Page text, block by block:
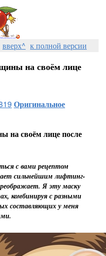
вверх^ к полной версии
на своём лице
Оригинальное
на своём лице после
с вами рецептом
сильнейшим лифтинг-
Я эту маску
комбинируя с разными
составляющих у меня